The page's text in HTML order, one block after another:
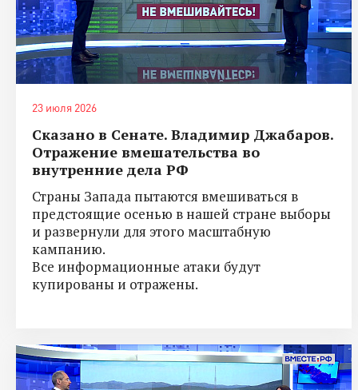
23 июля 2026
Сказано в Сенате. Владимир Джабаров.
Отражение вмешательства во
внутренние дела РФ
Страны Запада пытаются вмешиваться в
предстоящие осенью в нашей стране выборы
и развернули для этого масштабную
кампанию.
Все информационные атаки будут
купированы и отражены.